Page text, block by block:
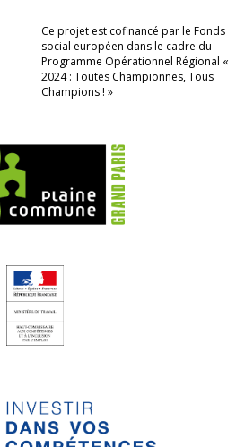
Ce projet est cofinancé par le Fonds
social européen dans le cadre du
Programme Opérationnel Régional «
2024 : Toutes Championnes, Tous
Champions ! »